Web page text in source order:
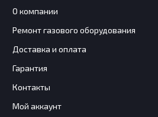
О компании
Ремонт газового оборудования
Доставка и оплата
Гарантия
Контакты
Мой аккаунт